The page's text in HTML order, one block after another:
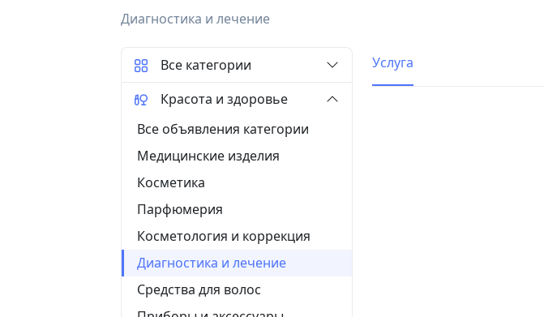
Диагностика и лечение
Услуга
Все категории
Красота и здоровье
Все объявления категории
Медицинские изделия
Косметика
Парфюмерия
Косметология и коррекция
Диагностика и лечение
Средства для волос